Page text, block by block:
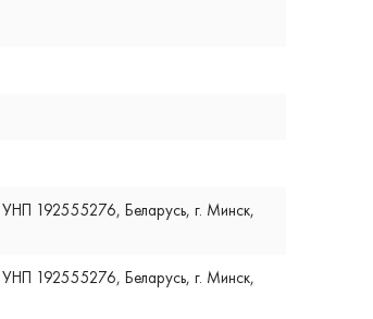
192555276, Беларусь, г. Минск,
192555276, Беларусь, г. Минск,